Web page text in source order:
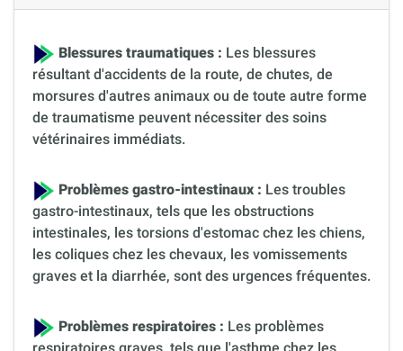
Blessures traumatiques : Les blessures
résultant d'accidents de la route, de chutes, de
morsures d'autres animaux ou de toute autre forme
de traumatisme peuvent nécessiter des soins
vétérinaires immédiats.
Problèmes gastro-intestinaux : Les troubles
gastro-intestinaux, tels que les obstructions
intestinales, les torsions d'estomac chez les chiens,
les coliques chez les chevaux, les vomissements
graves et la diarrhée, sont des urgences fréquentes.
Problèmes respiratoires : Les problèmes